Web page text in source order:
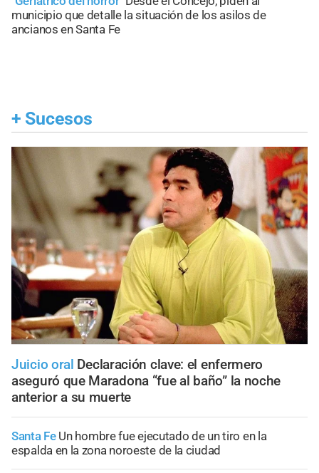
municipio que detalle la situación de los asilos de
ancianos en Santa Fe
+ Sucesos
Juicio oral Declaración clave: el enfermero
aseguró que Maradona “fue al baño” la noche
anterior a su muerte
Santa Fe Un hombre fue ejecutado de un tiro en la
espalda en la zona noroeste de la ciudad